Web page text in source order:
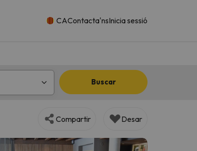
CAContacta'nsInicia sessió
Buscar
Compartir Desar